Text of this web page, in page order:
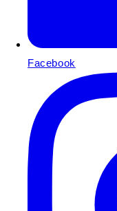
Facebook